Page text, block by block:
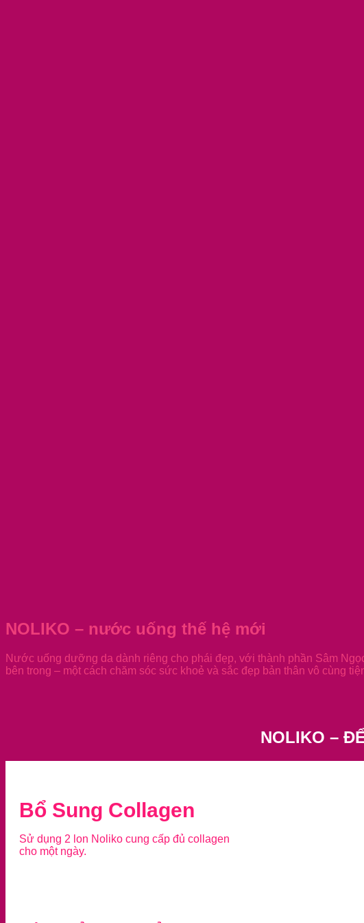
NOLIKO – nước uống thế hệ mới
Nước uống dưỡng da dành riêng cho phái đẹp, với thành phần Sâm
bên trong – một cách chăm sóc sức khoẻ và sắc đẹp bản thân vô cùng
NOLIKO –
Bổ Sung Collagen
Sử dụng 2 lon Noliko cung cấp đủ collagen
cho một ngày.